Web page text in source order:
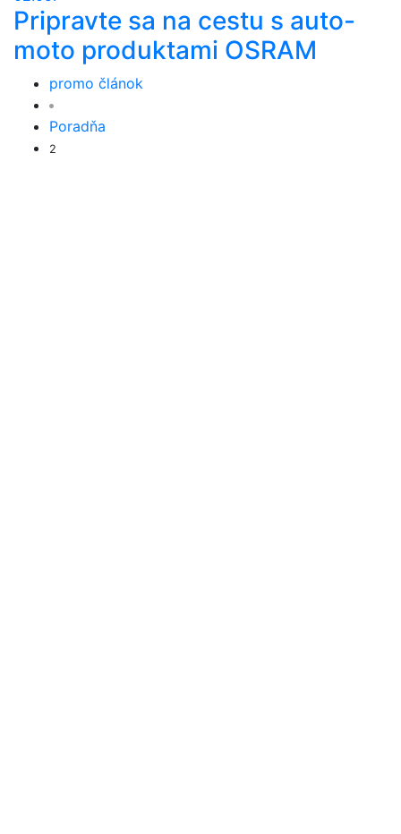
Pripravte sa na cestu s auto-
moto produktami OSRAM
promo článok
Poradňa
2